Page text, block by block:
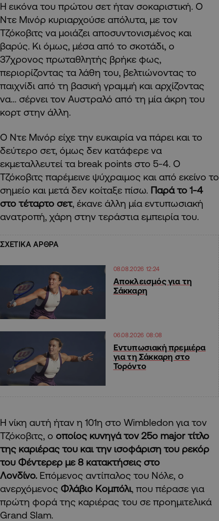
Η εικόνα του πρώτου σετ ήταν σοκαριστική. Ο
Ντε Μινόρ κυριαρχούσε απόλυτα, με τον
Τζόκοβιτς να μοιάζει αποσυντονισμένος και
βαρύς. Κι όμως, μέσα από το σκοτάδι, ο
37χρονος πρωταθλητής βρήκε φως,
περιορίζοντας τα λάθη του, βελτιώνοντας το
παιχνίδι από τη βασική γραμμή και αρχίζοντας
να… σέρνει τον Αυστραλό από τη μία άκρη του
κορτ στην άλλη.
Ο Ντε Μινόρ είχε την ευκαιρία να πάρει και το
δεύτερο σετ, όμως δεν κατάφερε να
εκμεταλλευτεί τα break points στο 5-4. Ο
Τζόκοβιτς παρέμεινε ψύχραιμος και από εκείνο το
σημείο και μετά δεν κοίταξε πίσω. Παρά το 1-4
στο τέταρτο σετ, έκανε άλλη μία εντυπωσιακή
ανατροπή, χάρη στην τεράστια εμπειρία του.
ΣΧΕΤΙΚΑ ΑΡΘΡΑ
08.08.2026 12:24
Αποκλεισμός για τη
Σάκκαρη
06.08.2026 08:08
Εντυπωσιακή πρεμιέρα
για τη Σάκκαρη στο
Τορόντο
Η νίκη αυτή ήταν η 101η στο Wimbledon για τον
Τζόκοβιτς, ο οποίος κυνηγά τον 25ο major τίτλο
της καριέρας του και την ισοφάριση του ρεκόρ
του Φέντερερ με 8 κατακτήσεις στο
Λονδίνο. Επόμενος αντίπαλος του Νόλε, ο
ανερχόμενος Φλάβιο Κομπόλι, που πέρασε για
πρώτη φορά της καριέρας του σε προημιτελικά
Grand Slam.